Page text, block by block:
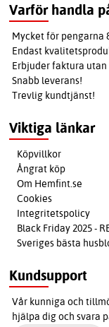
Varför handla
Mycket för pengarna
Endast
Erbjuder faktura
Snabb leverans!
Trevlig kundtjänst!
Viktiga länkar
Köpvillkor
Ångrat köp
Om Hemfint.se
Cookies
Integritetspolicy
Black Friday 2025 -
Sveriges bästa
Kundsupport
Vår kunniga och
hjälpa dig och svara